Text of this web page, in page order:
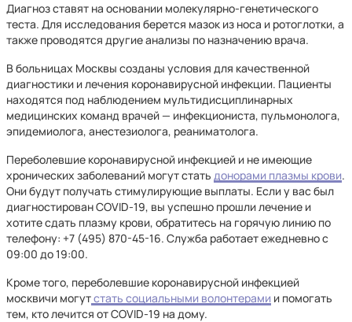
Диагноз ставят на основании молекулярно-генетического
теста. Для исследования берется мазок из носа и ротоглотки, а
также проводятся другие анализы по назначению врача.
В больницах Москвы созданы условия для качественной
диагностики и лечения коронавирусной инфекции. Пациенты
находятся под наблюдением мультидисциплинарных
медицинских команд врачей — инфекциониста, пульмонолога,
эпидемиолога, анестезиолога, реаниматолога.
Переболевшие коронавирусной инфекцией и не имеющие
хронических заболеваний могут стать донорами плазмы крови.
Они будут получать стимулирующие выплаты. Если у вас был
диагностирован COVID-19, вы успешно прошли лечение и
хотите сдать плазму крови, обратитесь на горячую линию по
телефону: +7 (495) 870-45-16. Служба работает ежедневно с
09:00 до 19:00.
Кроме того, переболевшие коронавирусной инфекцией
москвичи могутстать социальными волонтерами и помогать
тем, кто лечится от COVID-19 на дому.